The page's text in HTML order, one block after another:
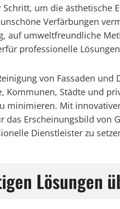
um die ästhetische
Verfärbungen
auf umweltfreundliche
professionelle
von Fassaden
Kommunen, Städte und
minimieren. Mit
Erscheinungsbild von
Dienstleister zu
Lösungen